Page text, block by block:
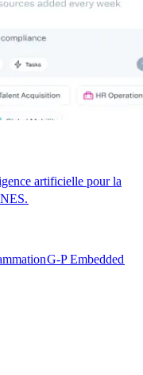
artificielle pour la
G-P Embedded​​